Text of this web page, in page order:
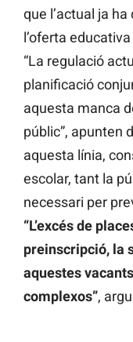
que l’actual ja
l’oferta
“La regulació
planificació
aquesta manca
públic”, apunten
aquesta línia,
escolar, tant la
necessari per
“L’excés de
preinscripció, la
aquestes
complexos”,